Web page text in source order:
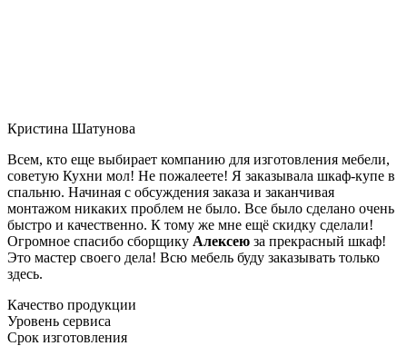
Кристина Шатунова
Всем, кто еще выбирает компанию для изготовления мебели,
советую Кухни мол! Не пожалеете! Я заказывала шкаф-купе в
спальню. Начиная с обсуждения заказа и заканчивая
монтажом никаких проблем не было. Все было сделано очень
быстро и качественно. К тому же мне ещё скидку сделали!
Огромное спасибо сборщику Алексею за прекрасный шкаф!
Это мастер своего дела! Всю мебель буду заказывать только
здесь.
Качество продукции
Уровень сервиса
Срок изготовления